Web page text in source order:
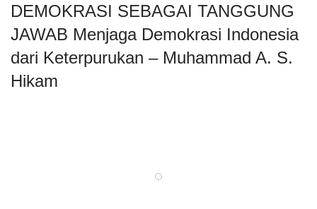
DEMOKRASI SEBAGAI TANGGUNG
JAWAB Menjaga Demokrasi Indonesia
dari Keterpurukan – Muhammad A. S.
Hikam